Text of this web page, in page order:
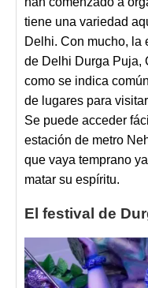
tiene una variedad
Delhi. Con mucho, la
de Delhi Durga Puja,
como se indica
de lugares para
Se puede acceder
estación de metro
que vaya temprano
matar su espíritu.
El festival de